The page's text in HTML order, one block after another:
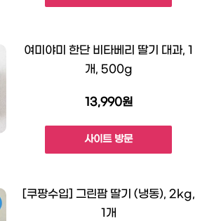
여미야미 한단 비타베리 딸기 대과, 1
개, 500g
13,990원
사이트 방문
[쿠팡수입] 그린팜 딸기 (냉동), 2kg,
1개